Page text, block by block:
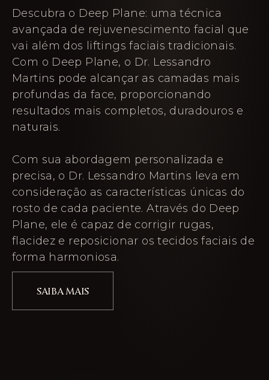
Descubra o Deep Plane: uma técnica
avançada de rejuvenescimento facial que
vai além dos liftings faciais tradicionais.
Com o Deep Plane, o Dr. Lessandro
Martins pode alcançar as camadas mais
profundas da face, proporcionando
resultados mais completos, duradouros e
naturais.
Com sua abordagem personalizada e
precisa, o Dr. Lessandro Martins leva em
consideração as características únicas do
rosto de cada paciente. Através do Deep
Plane, ele é capaz de corrigir rugas,
flacidez e reposicionar os tecidos faciais de
forma harmoniosa.
SAIBA MAIS